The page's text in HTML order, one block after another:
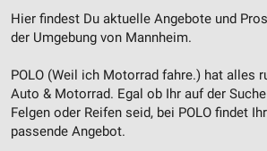
Hier findest Du aktuelle Angebote und
der Umgebung von Mannheim.
POLO (Weil ich Motorrad fahre.) hat alles
Auto & Motorrad. Egal ob Ihr auf der
Felgen oder Reifen seid, bei POLO findet
passende Angebot.